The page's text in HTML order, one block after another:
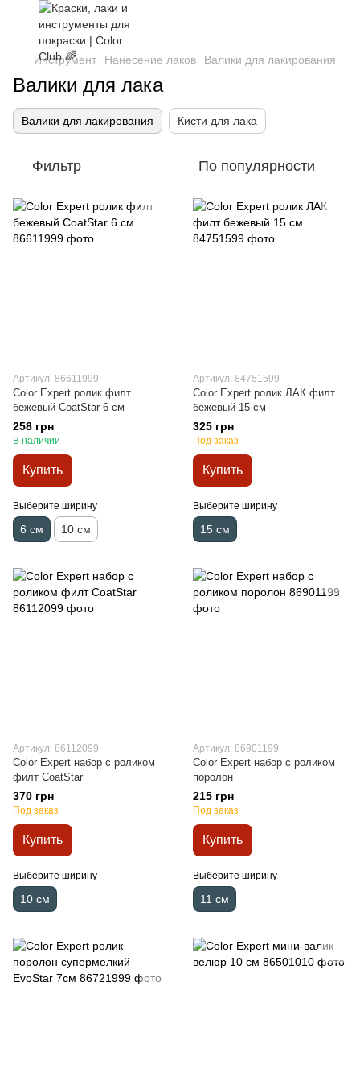
Инструмент Нанесение лаков Валики для лакирования
Валики для лака
Валики для лакирования Кисти для лака
Фильтр По популярности
Артикул: 86611999
Color Expert ролик филт
бежевый CoatStar 6 см
258 грн
В наличии
Купить
Выберите ширину
6 см 10 см
Артикул: 84751599
Color Expert ролик ЛАК филт
бежевый 15 см
325 грн
Под заказ
Купить
Выберите ширину
15 см
Артикул: 86112099
Color Expert набор с роликом
филт CoatStar
370 грн
Под заказ
Купить
Выберите ширину
10 см
Артикул: 86901199
Color Expert набор с роликом
поролон
215 грн
Под заказ
Купить
Выберите ширину
11 см